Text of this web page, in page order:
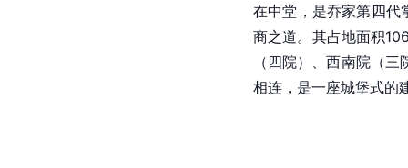
在中堂，是乔家第四代
商之道。其占地面积
（四院）、西南院（
相连，是一座城堡式的